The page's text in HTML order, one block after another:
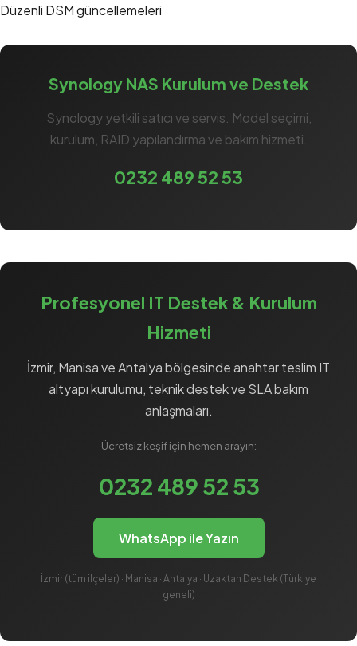
Düzenli DSM güncellemeleri
Synology NAS Kurulum ve Destek
Synology yetkili satıcı ve servis. Model seçimi,
kurulum, RAID yapılandırma ve bakım hizmeti.
0232 489 52 53
Profesyonel IT Destek & Kurulum
Hizmeti
İzmir, Manisa ve Antalya bölgesinde anahtar teslim IT
altyapıkurulumu, teknik destek ve SLAbakım
anlaşmaları.
Ücretsiz keşif için hemen arayın:
0232 489 52 53
WhatsApp ile Yazın
İzmir (tüm ilçeler) · Manisa · Antalya · Uzaktan Destek (Türkiye
geneli)